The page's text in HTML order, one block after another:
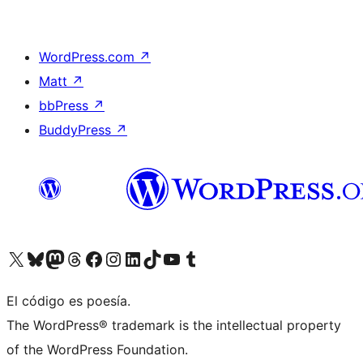
WordPress.com ↗
Matt ↗
bbPress ↗
BuddyPress ↗
Visita nuestra cuenta de X (anteriormente Twitter)
Visita nuestra cuenta de Bluesky
Visita nuestra cuenta de Mastodon
Visita nuestra cuenta de Threads
Visita nuestra página de Facebook
Visita nuestra cuenta de Instagram
Visita nuestra cuenta de LinkedIn
Visita nuestra cuenta de TikTok
Visita nuestro canal de YouTube
Visita nuestra cuenta de Tumblr
El código es poesía.
The WordPress® trademark is the intellectual property
of the WordPress Foundation.